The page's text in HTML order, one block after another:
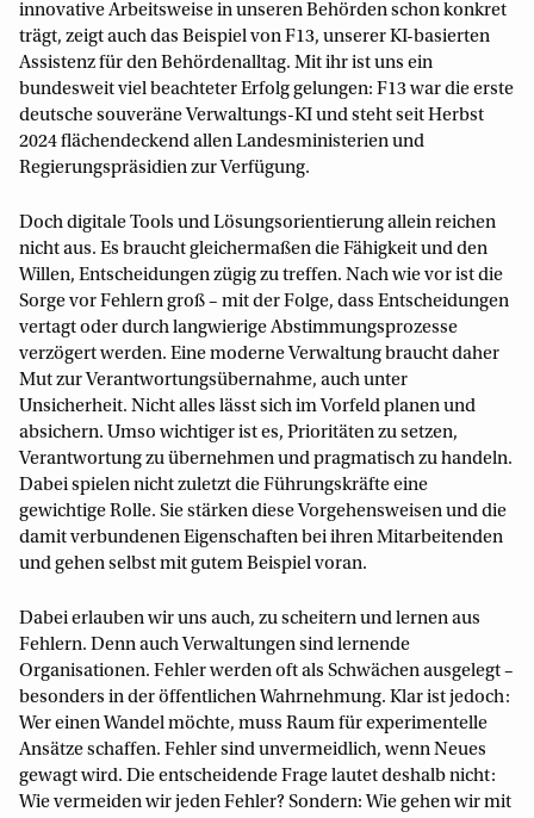
innovative Arbeitsweise in unseren Behörden schon konkret
trägt, zeigt auch das Beispiel von F13, unserer KI-basierten
Assistenz für den Behördenalltag. Mit ihr ist uns ein
bundesweit viel beachteter Erfolg gelungen: F13 war die erste
deutsche souveräne Verwaltungs-KI und steht seit Herbst
2024 flächendeckend allen Landesministerien und
Regierungspräsidien zur Verfügung.
Doch digitale Tools und Lösungsorientierung allein reichen
nicht aus. Es braucht gleichermaßen die Fähigkeit und den
Willen, Entscheidungen zügig zu treffen. Nach wie vor ist die
Sorge vor Fehlern groß – mit der Folge, dass Entscheidungen
vertagt oder durch langwierige Abstimmungsprozesse
verzögert werden. Eine moderne Verwaltung braucht daher
Mut zur Verantwortungsübernahme, auch unter
Unsicherheit. Nicht alles lässt sich im Vorfeld planen und
absichern. Umso wichtiger ist es, Prioritäten zu setzen,
Verantwortung zu übernehmen und pragmatisch zu handeln.
Dabei spielen nicht zuletzt die Führungskräfte eine
gewichtige Rolle. Sie stärken diese Vorgehensweisen und die
damit verbundenen Eigenschaften bei ihren Mitarbeitenden
und gehen selbst mit gutem Beispiel voran.
Dabei erlauben wir uns auch, zu scheitern und lernen aus
Fehlern. Denn auch Verwaltungen sind lernende
Organisationen. Fehler werden oft als Schwächen ausgelegt –
besonders in der öffentlichen Wahrnehmung. Klar ist jedoch:
Wer einen Wandel möchte, muss Raum für experimentelle
Ansätze schaffen. Fehler sind unvermeidlich, wenn Neues
gewagt wird. Die entscheidende Frage lautet deshalb nicht:
Wie vermeiden wir jeden Fehler? Sondern: Wie gehen wir mit